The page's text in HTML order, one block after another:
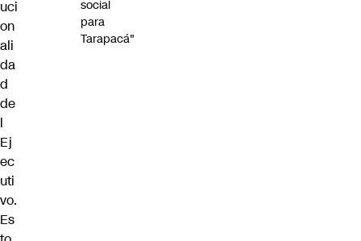
uci
on
ali
da
d
de
l
Ej
ec
uti
vo.
Es
social
para
Tarapacá"